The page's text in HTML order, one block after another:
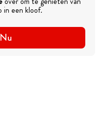
in een kloof.